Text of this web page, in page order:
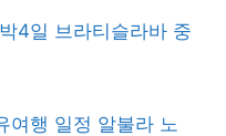
4일 브라티슬라바 중
여행 일정 알불라 노